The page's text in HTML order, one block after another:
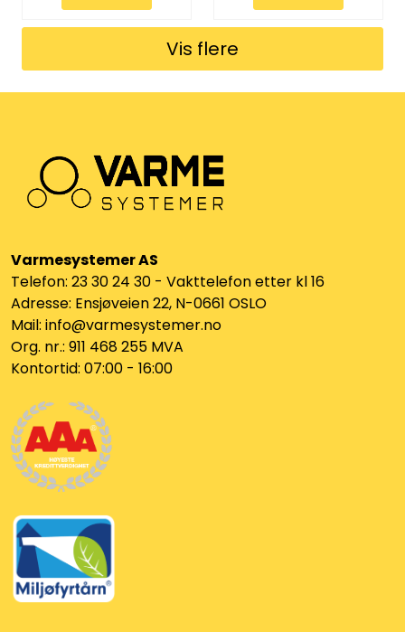
Vis flere
Varmesystemer AS
Telefon: 23 30 24 30 - Vakttelefon etter kl 16
Adresse: Ensjøveien 22, N-0661 OSLO
Mail: info@varmesystemer.no
Org. nr.: 911 468 255 MVA
Kontortid: 07:00 - 16:00